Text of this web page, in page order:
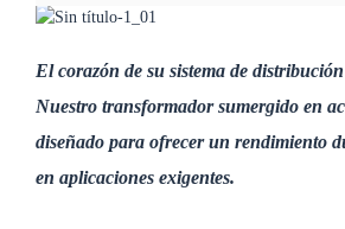
El corazón de su sistema de
Nuestro transformador sumergido en
diseñado para ofrecer un rendimiento
en aplicaciones exigentes.